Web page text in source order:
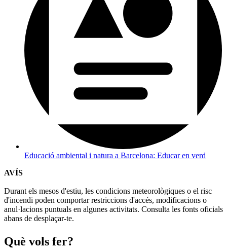
Educació ambiental i natura a Barcelona: Educar en verd
AVÍS
Durant els mesos d'estiu, les condicions meteorològiques o el risc
d'incendi poden comportar restriccions d'accés, modificacions o
anul·lacions puntuals en algunes activitats. Consulta les fonts oficials
abans de desplaçar-te.
Què vols fer?